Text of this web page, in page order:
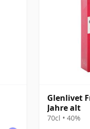
Glenlivet
Jahre alt
70cl • 40%